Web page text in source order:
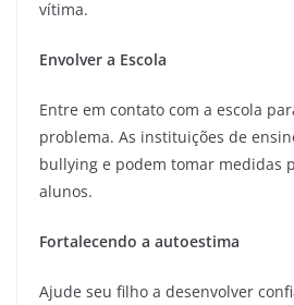
vítima.
Envolver a Escola
Entre em contato com a escola
problema. As instituições de
bullying e podem tomar medidas
alunos.
Fortalecendo a autoestima
Ajude seu filho a desenvolver